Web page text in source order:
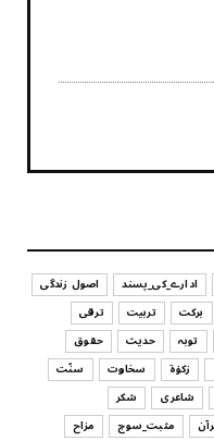
کر رہے ہیں
ادارے_کی_پسند
اصول زندگی
برکت تربیت
ترقی
توبہ حدیث
حقوق
زکوٰۃ سخاوت
سنّت
شاعری
شکر
مثبت_سوچ
مزاح